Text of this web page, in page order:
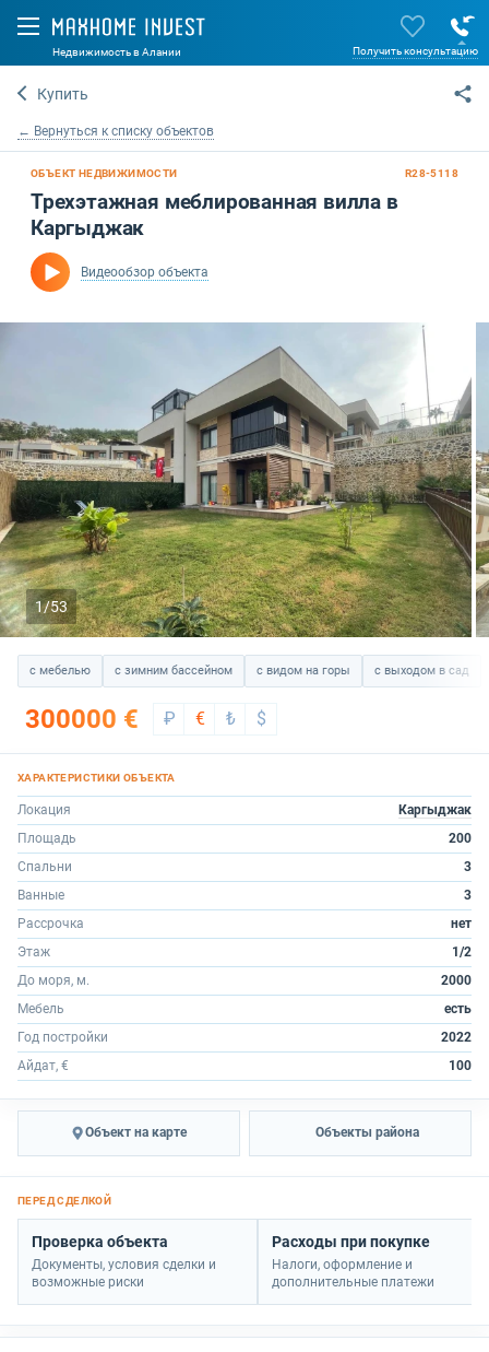
Недвижимость в Алании Получить консультацию
Купить
← Вернуться к списку объектов
ОБЪЕКТ НЕДВИЖИМОСТИ R28-5118
Трехэтажная меблированная вилла в
Каргыджак
Видеообзор объекта
1/53
с мебелью с зимним бассейном с видом на горы с выходом в сад
300000 € ₽ € ₺ $
Локация
Каргыджак
Площадь
200
Спальни
3
Ванные
3
Рассрочка
нет
Этаж
1/2
До моря, м.
2000
Мебель
есть
Год постройки
2022
Айдат, €
100
Объект на карте Объекты района
Проверка объекта
Документы, условия сделки и
возможные риски
Расходы при покупке
Налоги, оформление и
дополнительные платежи